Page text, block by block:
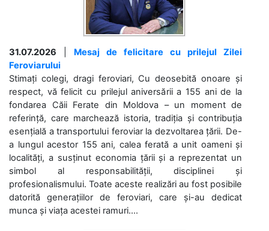
31.07.2026
Mesaj de felicitare cu prilejul Zilei
Feroviarului
Stimați colegi, dragi feroviari, Cu deosebită onoare și
respect, vă felicit cu prilejul aniversării a 155 ani de la
fondarea Căii Ferate din Moldova – un moment de
referință, care marchează istoria, tradiția și contribuția
esențială a transportului feroviar la dezvoltarea țării. De-
a lungul acestor 155 ani, calea ferată a unit oameni și
localități, a susținut economia țării și a reprezentat un
simbol al responsabilității, disciplinei și
profesionalismului. Toate aceste realizări au fost posibile
datorită generațiilor de feroviari, care și-au dedicat
munca și viața acestei ramuri....